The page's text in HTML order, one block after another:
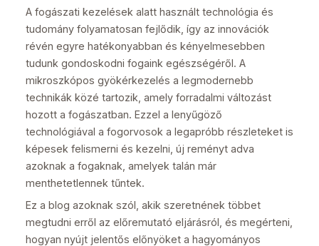
A fogászati kezelések alatt használt technológia és
tudomány folyamatosan fejlődik, így az innovációk
révén egyre hatékonyabban és kényelmesebben
tudunk gondoskodni fogaink egészségéről. A
mikroszkópos gyökérkezelés a legmodernebb
technikák közé tartozik, amely forradalmi változást
hozott a fogászatban. Ezzel a lenyűgöző
technológiával a fogorvosok a legapróbb részleteket is
képesek felismerni és kezelni, új reményt adva
azoknak a fogaknak, amelyek talán már
menthetetlennek tűntek.
Ez a blog azoknak szól, akik szeretnének többet
megtudni erről az előremutató eljárásról, és megérteni,
hogyan nyújt jelentős előnyöket a hagyományos